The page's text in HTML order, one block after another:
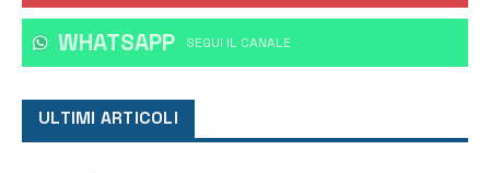
WHATSAPP ‎SEGUI IL CANALE
ULTIMI ARTICOLI